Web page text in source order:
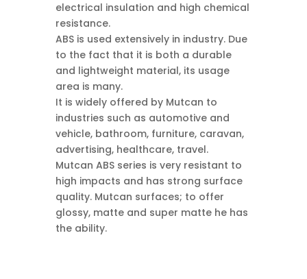
electrical insulation and high chemical
resistance.
ABS is used extensively in industry. Due
to the fact that it is both a durable
and lightweight material, its usage
area is many.
It is widely offered by Mutcan to
industries such as automotive and
vehicle, bathroom, furniture, caravan,
advertising, healthcare, travel.
Mutcan ABS series is very resistant to
high impacts and has strong surface
quality. Mutcan surfaces; to offer
glossy, matte and super matte he has
the ability.